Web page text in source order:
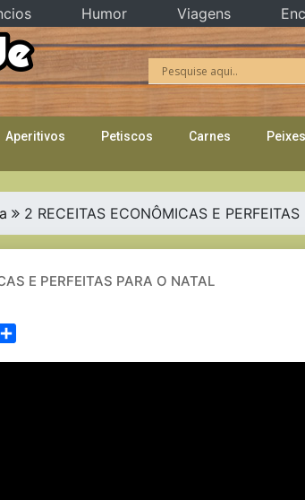
Aperitivos Petiscos Carnes Peixes
2 RECEITAS ECONÔMICAS E
E PERFEITAS PARA O NATAL
Humor Viagens